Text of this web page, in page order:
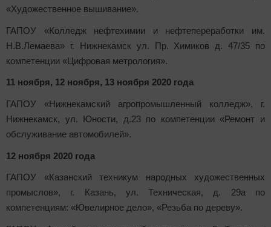
«Художественное вышивание».
ГАПОУ «Колледж нефтехимии и нефтепереработки им.
Н.В.Лемаева» г. Нижнекамск ул. Пр. Химиков д. 47/35 по
компетенции «Цифровая метрология».
11 ноября, 12 ноября, 13 ноября 2020 года
ГАПОУ «Нижнекамский агропромышленный колледж», г.
Нижнекамск, ул. Юности, д.23 по компетенции «Ремонт и
обслуживание автомобилей».
12 ноября 2020 года
ГАПОУ «Казанский техникум народных художественных
промыслов», г. Казань, ул. Техническая, д. 29а по
компетенциям: «Ювелирное дело», «Резьба по дереву».